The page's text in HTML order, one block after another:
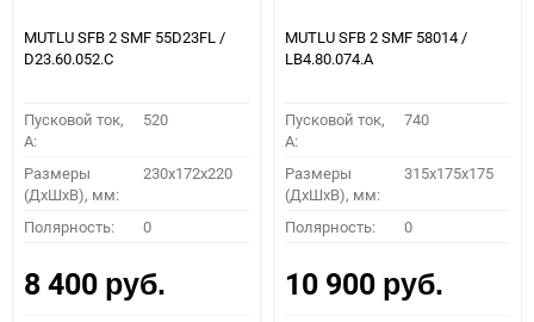
MUTLU SFB 2 SMF 55D23FL /
D23.60.052.C
Пусковой ток,
A:
520
Размеры
(ДхШхВ), мм:
230x172x220
Полярность: 0
8 400 руб.
MUTLU SFB 2 SMF 58014 /
LB4.80.074.A
Пусковой ток,
A:
740
Размеры
(ДхШхВ), мм:
315x175x175
Полярность: 0
10 900 руб.